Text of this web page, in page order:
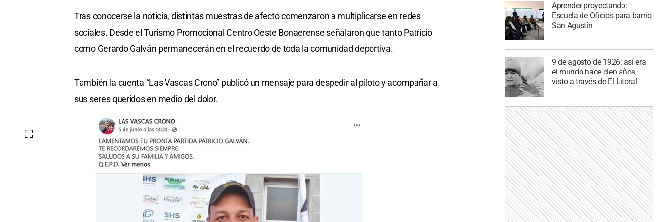
Tras conocerse la noticia, distintas muestras de afecto comenzaron a multiplicarse en redes
sociales. Desde el Turismo Promocional Centro Oeste Bonaerense señalaron que tanto Patricio
como Gerardo Galván permanecerán en el recuerdo de toda la comunidad deportiva.
También la cuenta “Las Vascas Crono” publicó un mensaje para despedir al piloto y acompañar a
sus seres queridos en medio del dolor.
Aprender proyectando:
Escuela de Oficios para barrio
San Agustín
9 de agosto de 1926: así era
el mundo hace cien años,
visto a través de El Litoral